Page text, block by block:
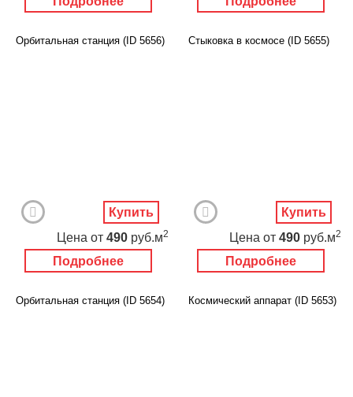
Орбитальная станция (ID 5656)
Подробнее
Цена от 490 руб.м2
Купить
Стыковка в космосе (ID 5655)
Подробнее
Цена от 490 руб.м2
Купить
Орбитальная станция (ID 5654) Космический аппарат (ID 5653)